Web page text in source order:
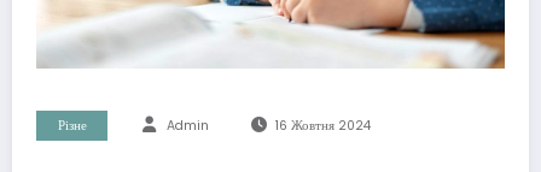
Різне Admin 16 Жовтня 2024